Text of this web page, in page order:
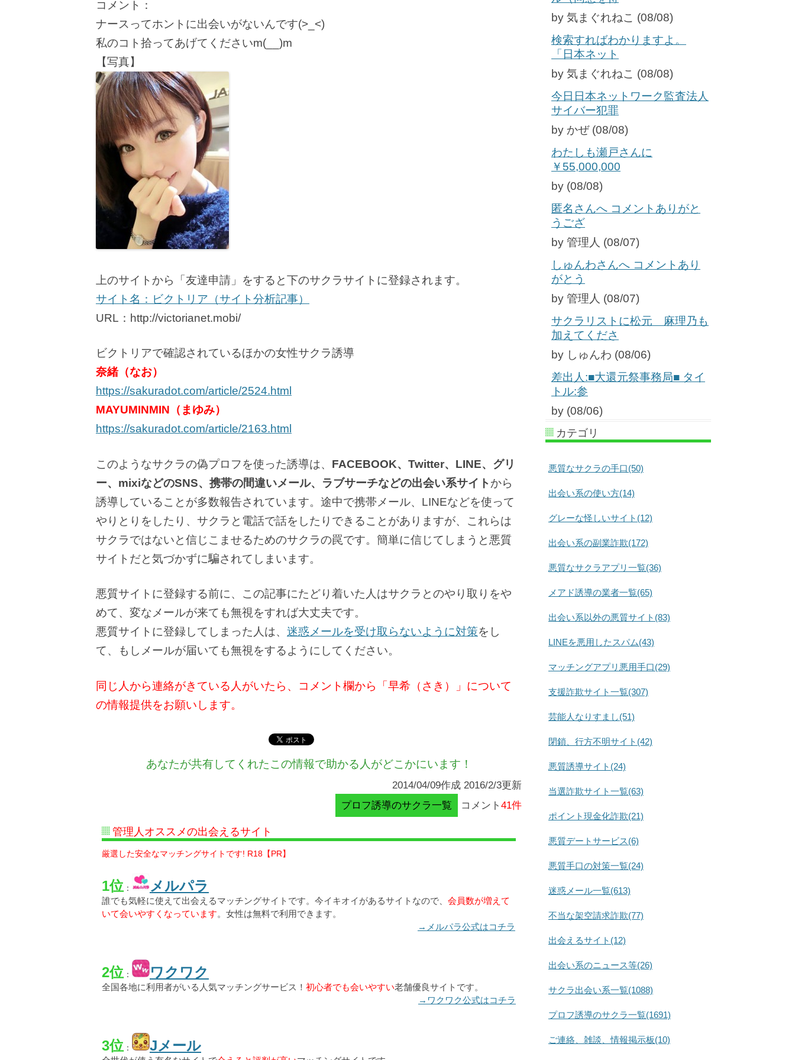
コメント：
ナースってホントに出会いがないんです(>_<)
私のコト拾ってあげてくださいm(__)m
【写真】
上のサイトから「友達申請」をすると下のサクラサイトに登録されます。
サイト名：ビクトリア（サイト分析記事）
URL：http://victorianet.mobi/
ビクトリアで確認されているほかの女性サクラ誘導
奈緒（なお）
https://sakuradot.com/article/2524.html
MAYUMINMIN（まゆみ）
https://sakuradot.com/article/2163.html
このようなサクラの偽プロフを使った誘導は、 FACEBOOK、Twitter、LINE、グリ
ー、mixiなどのSNS、携帯の間違いメール、ラブサーチなどの出会い系サイトから
誘導していることが多数報告されています。途中で携帯メール、LINEなどを使って
やりとりをしたり、サクラと電話で話をしたりできることがありますが、これらは
サクラではないと信じこませるためのサクラの罠です。簡単に信じてしまうと悪質
サイトだと気づかずに騙されてしまいます。
悪質サイトに登録する前に、この記事にたどり着いた人はサクラとのやり取りをや
めて、変なメールが来ても無視をすれば大丈夫です。
悪質サイトに登録してしまった人は、 迷惑メールを受け取らないように対策をし
て、もしメールが届いても無視をするようにしてください。
同じ人から連絡がきている人がいたら、コメント欄から「早希（さき）」について
の情報提供をお願いします。
あなたが共有してくれたこの情報で助かる人がどこかにいます！
2014/04/09作成 2016/2/3更新
プロフ誘導のサクラ一覧
コメント 41件
管理人オススメの出会えるサイト
厳選した安全なマッチングサイトです! R18【PR】
1位 ： メルパラ
誰でも気軽に使えて出会えるマッチングサイトです。今イキオイがあるサイトなので、 会員数が増えて
いて会いやすくなっています。女性は無料で利用できます。
→メルパラ公式はコチラ
2位 ： ワクワク
全国各地に利用者がいる人気マッチングサービス！ 初心者でも会いやすい老舗優良サイトです。
→ワクワク公式はコチラ
3位 ： Jメール
by 気まぐれねこ (08/08)
検索すればわかりますよ。
「日本ネット
by 気まぐれねこ (08/08)
今日日本ネットワーク監査法人
サイバー犯罪
by かぜ (08/08)
わたしも瀬戸さんに
￥55,000,000
by (08/08)
匿名さんへ コメントありがと
うござ
by 管理人 (08/07)
しゅんわさんへ コメントあり
がとう
by 管理人 (08/07)
サクラリストに松元 麻理乃も
加えてくださ
by しゅんわ (08/06)
差出人:■大還元祭事務局■ タイ
トル:参
by (08/06)
カテゴリ
悪質なサクラの手口(50)
出会い系の使い方(14)
グレーな怪しいサイト(12)
出会い系の副業詐欺(172)
悪質なサクラアプリ一覧(36)
メアド誘導の業者一覧(65)
出会い系以外の悪質サイト(83)
LINEを悪用したスパム(43)
マッチングアプリ悪用手口(29)
支援詐欺サイト一覧(307)
芸能人なりすまし(51)
閉鎖、行方不明サイト(42)
悪質誘導サイト(24)
当選詐欺サイト一覧(63)
ポイント現金化詐欺(21)
悪質デートサービス(6)
悪質手口の対策一覧(24)
迷惑メール一覧(613)
不当な架空請求詐欺(77)
出会えるサイト(12)
出会い系のニュース等(26)
サクラ出会い系一覧(1088)
プロフ誘導のサクラ一覧(1691)
ご連絡、雑談、情報掲示板(10)